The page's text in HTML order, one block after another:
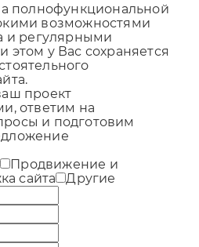
возможностями
и регулярными
у Вас сохраняется
проект
ответим на
и подготовим
сайта Другие